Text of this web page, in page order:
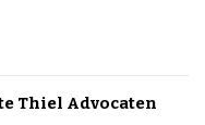
Thiel Advocaten